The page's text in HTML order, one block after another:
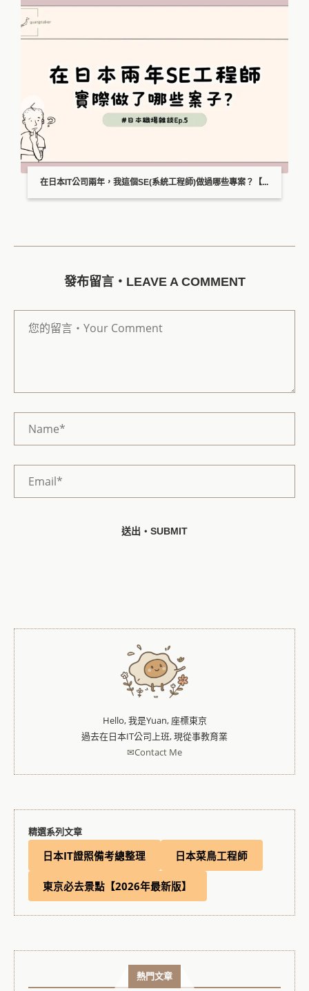
在日本IT公司兩年，我這個SE(系統工程師)做過哪些專案？【...
發布留言・LEAVE A COMMENT
Hello, 我是Yuan, 座標東京
過去在日本IT公司上班, 現從事教育業
✉Contact Me
精選系列文章
日本IT證照備考總整理 日本菜鳥工程師
東京必去景點【2026年最新版】
熱門文章